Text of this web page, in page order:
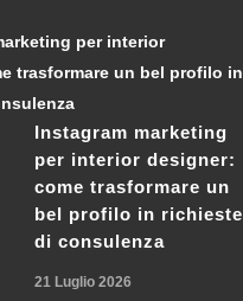
Instagram marketing
per interior designer:
come trasformare un
bel profilo in richieste
di consulenza
21 Luglio 2026